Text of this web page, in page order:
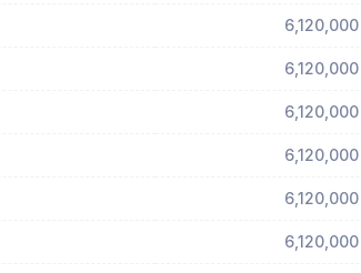
6,120,000
6,120,000
6,120,000
6,120,000
6,120,000
6,120,000